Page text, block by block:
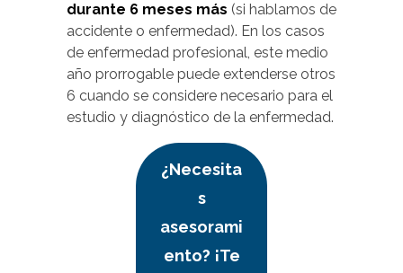
durante 6 meses más (si hablamos de
accidente o enfermedad). En los casos
de enfermedad profesional, este medio
año prorrogable puede extenderse otros
6 cuando se considere necesario para el
estudio y diagnóstico de la enfermedad.
¿Necesita
s
asesorami
ento? ¡Te